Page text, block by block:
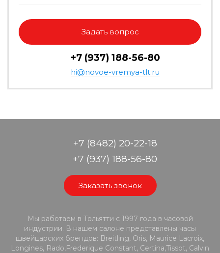
Задать вопрос
+7 (937) 188-56-80
hi@novoe-vremya-tlt.ru
+7 (8482) 20-22-18
+7 (937) 188-56-80
Заказать звонок
Мы работаем в Тольятти с 1997 года в часовой
индустрии. В нашем салоне представлены часы
швейцарских брендов: Breitling, Oris, Maurice Lacroix,
Longines, Rado,Frederique Constant, Certina,Tissot, Calvin